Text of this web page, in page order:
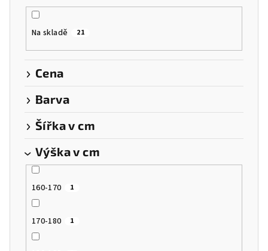
Na skladě 21
Cena
Barva
Šířka v cm
Výška v cm
160-170 1
170-180 1